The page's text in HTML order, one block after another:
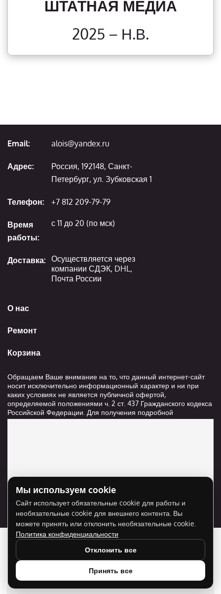
ШТАТНАЯ МЕДИА
2025 – Н.В.
О нас
Ремонт
Корзина
Email: alois@yandex.ru
Адрес:
Россия, 192148, Санкт-
Петербург, ул. Зубковская 1
Телефон: +7 812 209-79-79
Время
работы:
с 11 до 20 (по мск)
Доставка: Осуществляется через
компании СДЭК, DHL,
Почта России
Обращаем Ваше внимание на то, что данный интернет-сайт
носит исключительно информационный характер и ни при
каких условиях не является публичной офертой,
определяемой положениями ч. 2 ст. 437 Гражданского кодекса
Российской Федерации. Для получения подробной
информации о стоимости и сроках выполнения услуг,
Для отображения карты нужно разрешить
использование cookie для внешнего контента.
Разрешить cookie
Мы используем cookie
Сайт использует обязательные cookie для работы и
необязательные cookie для внешнего контента. Вы
можете принять или отклонить необязательные cookie.
Политика конфиденциальности
Отклонить все
Принять все